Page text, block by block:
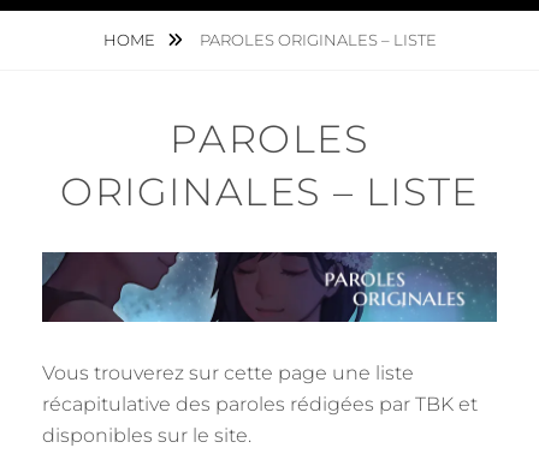
HOME PAROLES ORIGINALES – LISTE
PAROLES
ORIGINALES – LISTE
Vous trouverez sur cette page une liste
récapitulative des paroles rédigées par TBK et
disponibles sur le site.